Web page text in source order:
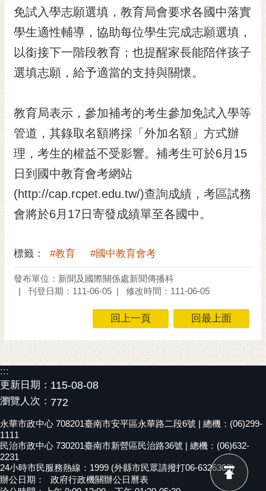
閱
電
子
報
市
箱
English
日
本
隱
及
安
全
政
站
資
開
放
告
市
府
交
免試入學志願選填，教育局會要求各國中落實
學生適性輔導，協助每位學生完成志願選填，
以銜接下一階段教育；也提醒家長能陪伴孩子
選填志願，給予適當的支持與關懷。
教育局表示，參加補考的考生參加免試入學等
管道，其錄取名額將採「外加名額」方式辦
理，考生的權益不受影響。補考生可於6月15
日到國中教育會考網站
(http://cap.rcpet.edu.tw/)查詢成績，考區試務
會將於6月17日寄發成績單至各國中。
標籤： #教育 #國中教育會考
發布單位：新聞及國際關係處新聞傳播科
刊登日期：111-06-05
修改時間：111-06-05
回上一頁 回最上面
:::
更新日期： 115-08-08
瀏覽人次： 772
永華市政中心 708201臺南市安平區永華路二段6號 | 總機：(06)299-
1111
民治市政中心 730201臺南市新營區民治路36號 | 總機：(06)632-
2231
24小時市民服務熱線：1999 (外縣市民眾請撥打06-6326303)
辦公日期：
政府行政機關辦公日曆表